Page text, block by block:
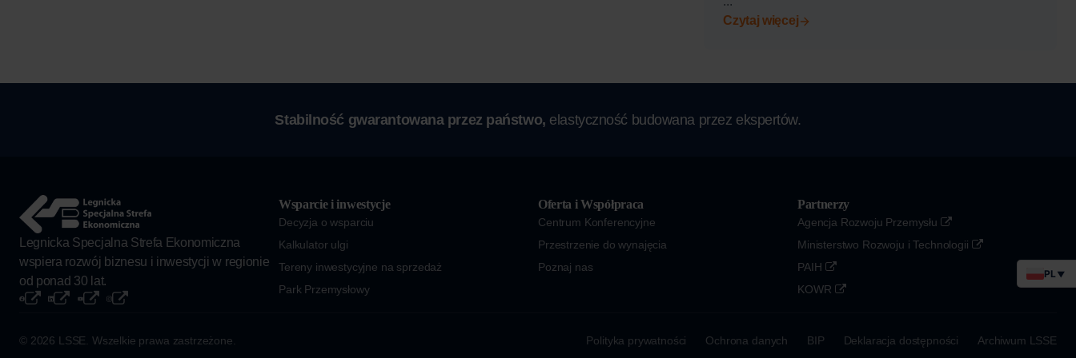
Czytaj więcej
Stabilność gwarantowana przez państwo, elastyczność budowana przez ekspertów.
Legnicka Specjalna Strefa Ekonomiczna
wspiera rozwój biznesu i inwestycji w regionie
od ponad 30 lat.
Wsparcie i inwestycje
Decyzja o wsparciu
Kalkulator ulgi
Tereny inwestycyjne na sprzedaż
Park Przemysłowy
Oferta i Współpraca
Centrum Konferencyjne
Przestrzenie do wynajęcia
Poznaj nas
Partnerzy
Agencja Rozwoju Przemysłu
Ministerstwo Rozwoju i Technologii
PAIH
KOWR
© 2026 LSSE. Wszelkie prawa zastrzeżone. Polityka prywatności Ochrona danych BIP Deklaracja dostępności Archiwum LSSE
PL ▼